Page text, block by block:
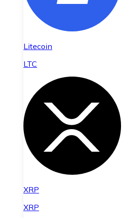
Litecoin
LTC
XRP
XRP